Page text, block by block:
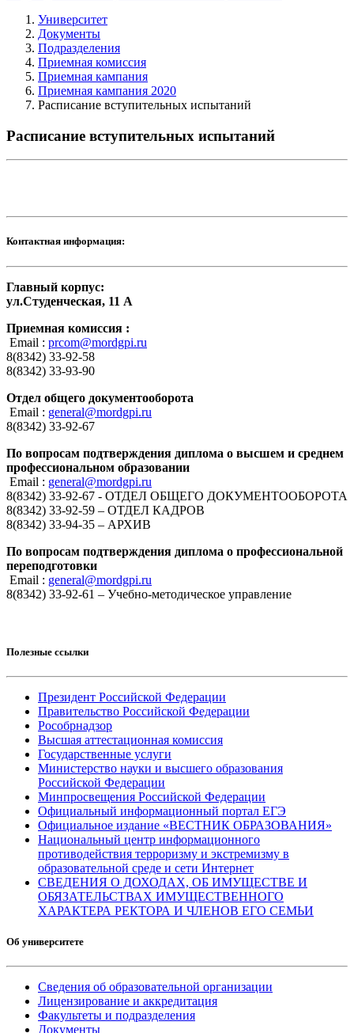
Университет
Документы
Подразделения
Приемная комиссия
Приемная кампания
Приемная кампания 2020
Расписание вступительных испытаний
Расписание вступительных испытаний
Контактная информация:
Главный корпус:
ул.Студенческая, 11 А
Приемная комиссия :
Email : prcom@mordgpi.ru
8(8342) 33-92-58
8(8342) 33-93-90
Отдел общего документооборота
Email : general@mordgpi.ru
8(8342) 33-92-67
По вопросам подтверждения диплома о высшем и среднем
профессиональном образовании
Email : general@mordgpi.ru
8(8342) 33-92-67 - ОТДЕЛ ОБЩЕГО ДОКУМЕНТООБОРОТА
8(8342) 33-92-59 – ОТДЕЛ КАДРОВ
8(8342) 33-94-35 – АРХИВ
По вопросам подтверждения диплома о профессиональной
переподготовки
Email : general@mordgpi.ru
8(8342) 33-92-61 – Учебно-методическое управление
Полезные ссылки
Президент Российской Федерации
Правительство Российской Федерации
Рособрнадзор
Высшая аттестационная комиссия
Государственные услуги
Министерство науки и высшего образования
Российской Федерации
Минпросвещения Российской Федерации
Официальный информационный портал ЕГЭ
Официальное издание «ВЕСТНИК ОБРАЗОВАНИЯ»
Национальный центр информационного
противодействия терроризму и экстремизму в
образовательной среде и сети Интернет
СВЕДЕНИЯ О ДОХОДАХ, ОБ ИМУЩЕСТВЕ И
ОБЯЗАТЕЛЬСТВАХ ИМУЩЕСТВЕННОГО
ХАРАКТЕРА РЕКТОРА И ЧЛЕНОВ ЕГО СЕМЬИ
Об университете
Сведения об образовательной организации
Лицензирование и аккредитация
Факультеты и подразделения
Документы